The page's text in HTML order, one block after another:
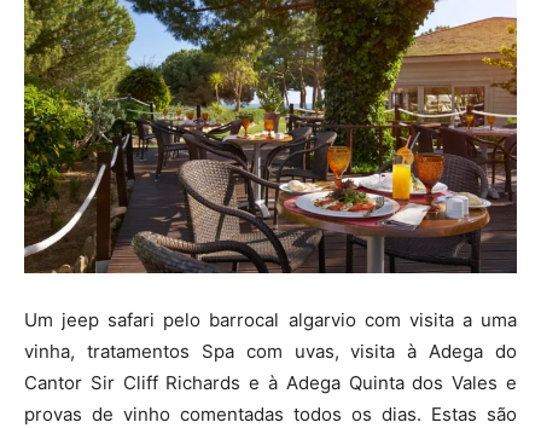
Um jeep safari pelo barrocal algarvio com visita a uma
vinha, tratamentos Spa com uvas, visita à Adega do
Cantor Sir Cliff Richards e à Adega Quinta dos Vales e
provas de vinho comentadas todos os dias. Estas são